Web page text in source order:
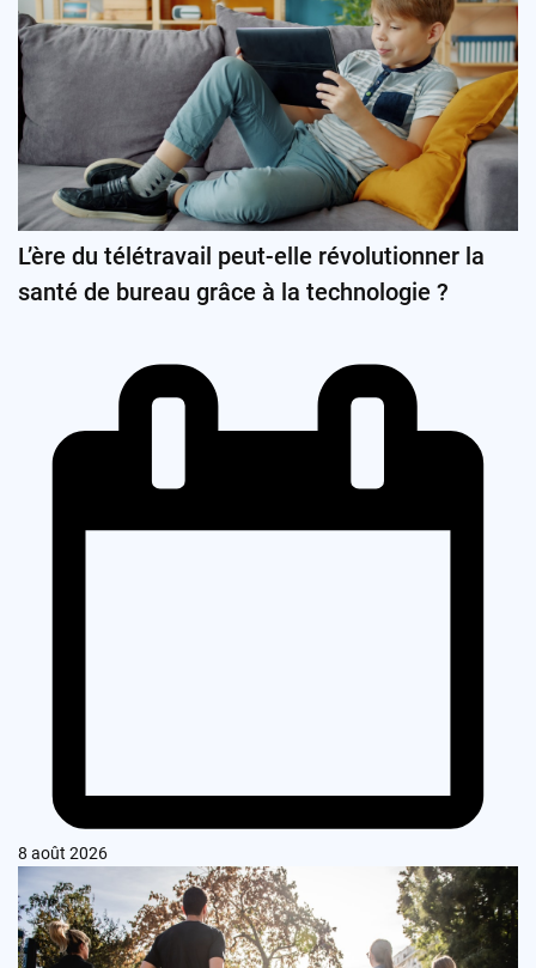
L’ère du télétravail peut-elle révolutionner la
santé de bureau grâce à la technologie ?
8 août 2026